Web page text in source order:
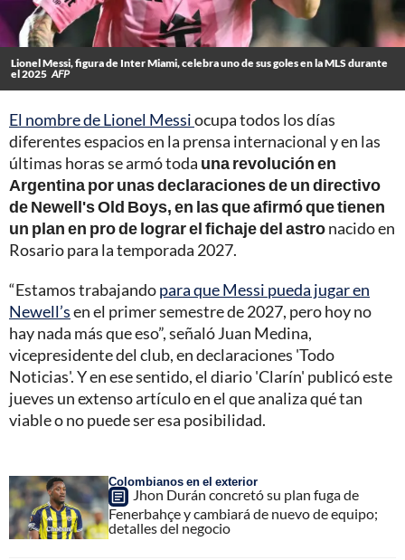
Lionel Messi, figura de Inter Miami, celebra uno de sus goles en la MLS durante
el 2025 AFP
El nombre de Lionel Messiocupa todos los días
diferentes espacios en la prensa internacional y en las
últimas horas se armó toda una revolución en
Argentina por unas declaraciones de un directivo
de Newell's Old Boys, en las que afirmó que tienen
un plan en pro de lograr el fichaje del astronacido en
Rosario para la temporada 2027.
“Estamos trabajandopara que Messi pueda jugar en
Newell’sen el primer semestre de 2027, pero hoy no
hay nada más que eso”, señaló Juan Medina,
vicepresidente del club, en declaraciones 'Todo
Noticias'. Y en ese sentido, el diario 'Clarín' publicó este
jueves un extenso artículo en el que analiza qué tan
viable o no puede ser esa posibilidad.
Colombianos en el exterior
Jhon Durán concretó su plan fuga de
Fenerbahçe y cambiará de nuevo de equipo;
detalles del negocio